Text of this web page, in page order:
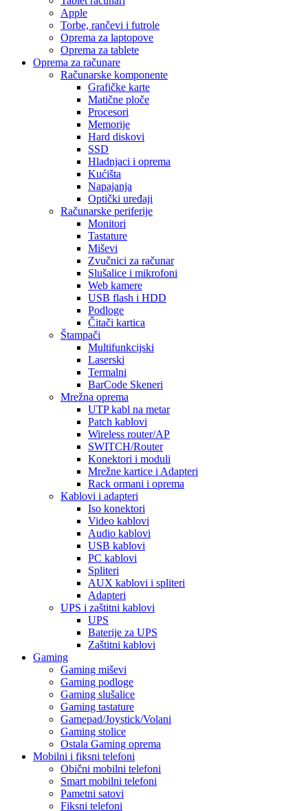
Apple
Torbe, rančevi i futrole
Oprema za laptopove
Oprema za tablete
Oprema za računare
Računarske komponente
Grafičke karte
Matične ploče
Procesori
Memorije
Hard diskovi
SSD
Hladnjaci i oprema
Kućišta
Napajanja
Optički uređaji
Računarske periferije
Monitori
Tastature
Miševi
Zvučnici za računar
Slušalice i mikrofoni
Web kamere
USB flash i HDD
Podloge
Čitači kartica
Štampači
Multifunkcijski
Laserski
Termalni
BarCode Skeneri
Mrežna oprema
UTP kabl na metar
Patch kablovi
Wireless router/AP
SWITCH/Router
Konektori i moduli
Mrežne kartice i Adapteri
Rack ormani i oprema
Kablovi i adapteri
Iso konektori
Video kablovi
Audio kablovi
USB kablovi
PC kablovi
Spliteri
AUX kablovi i spliteri
Adapteri
UPS i zaštitni kablovi
UPS
Baterije za UPS
Zaštitni kablovi
Gaming
Gaming miševi
Gaming podloge
Gaming slušalice
Gaming tastature
Gamepad/Joystick/Volani
Gaming stolice
Ostala Gaming oprema
Mobilni i fiksni telefoni
Obični mobilni telefoni
Smart mobilni telefoni
Pametni satovi
Fiksni telefoni